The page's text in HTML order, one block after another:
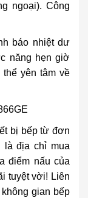
ngoại). Công
báo nhiệt dư
năng hẹn giờ
yên tâm về
bị bếp từ đơn
là địa chỉ mua
điểm nấu của
tuyệt vời! Liên
gian bếp